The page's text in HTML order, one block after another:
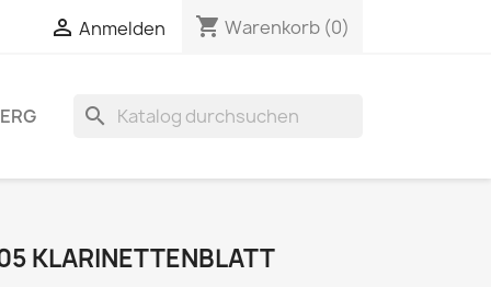
 Anmelden shopping_cart Warenkorb (0)
search
KLARINETTENBLATT